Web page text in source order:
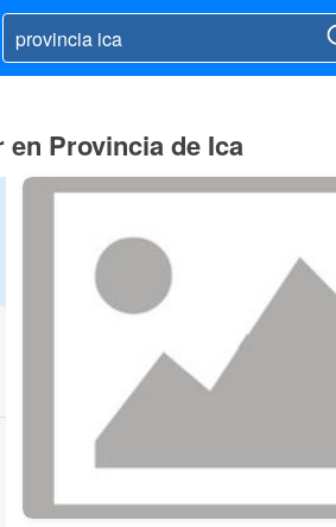
Provincia de Ica